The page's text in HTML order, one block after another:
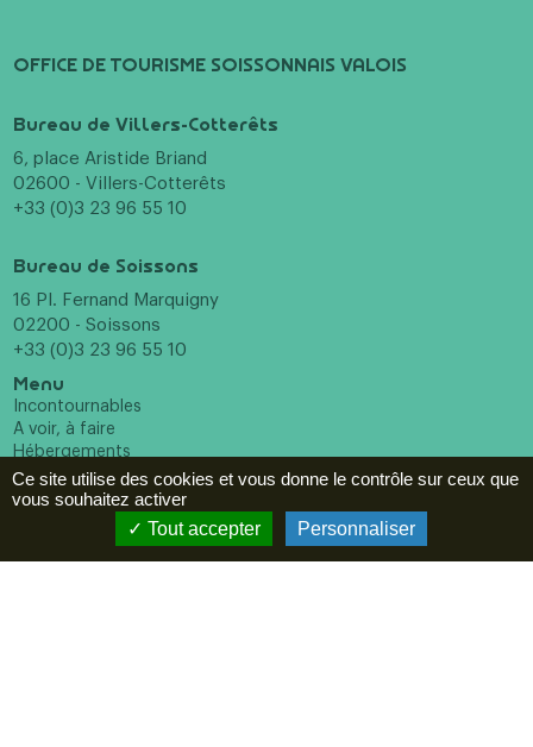
OFFICE DE TOURISME SOISSONNAIS VALOIS
Bureau de Villers-Cotterêts
6, place Aristide Briand
02600 - Villers-Cotterêts
+33 (0)3 23 96 55 10
Bureau de Soissons
16 Pl. Fernand Marquigny
02200 - Soissons
+33 (0)3 23 96 55 10
Menu
Incontournables
A voir, à faire
Hébergements
Restaurants
Agenda
ESPACE PRO
Ce site utilise des cookies et vous donne le contrôle sur ceux que
vous souhaitez activer
Tout accepter
Personnaliser